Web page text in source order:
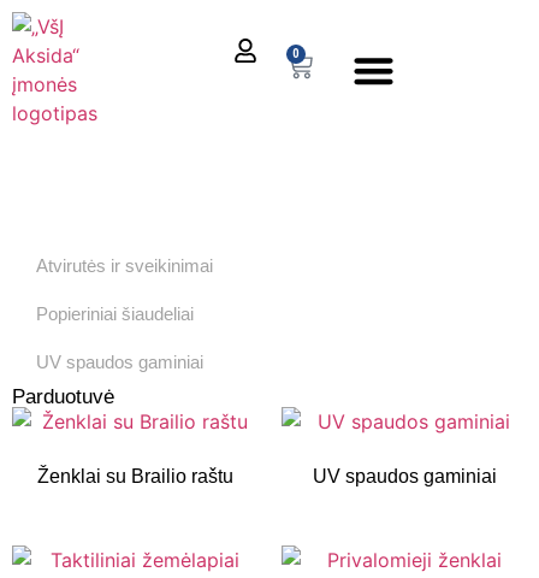
0
Atvirutės ir sveikinimai
Popieriniai šiaudeliai
UV spaudos gaminiai
Parduotuvė
Ženklai su Brailio raštu UV spaudos gaminiai